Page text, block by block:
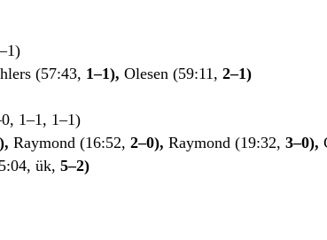
(57:43, 1–1), Olesen (59:11, 2–1)
1–1, 1–1)
Raymond (16:52, 2–0), Raymond (19:32, 3–0),
ük, 5–2)